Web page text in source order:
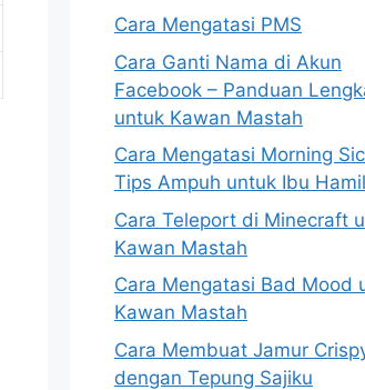
Cara Mengatasi PMS
Cara Ganti Nama di Akun
Facebook – Panduan
untuk Kawan Mastah
Cara Mengatasi Morning
Tips Ampuh untuk Ibu Hamil
Cara Teleport di Minecraft
Kawan Mastah
Cara Mengatasi Bad Mood
Kawan Mastah
Cara Membuat Jamur
dengan Tepung Sajiku